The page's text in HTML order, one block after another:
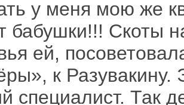
у меня мою же
бабушки!!! Скоты
ей,
к
специалист. Так